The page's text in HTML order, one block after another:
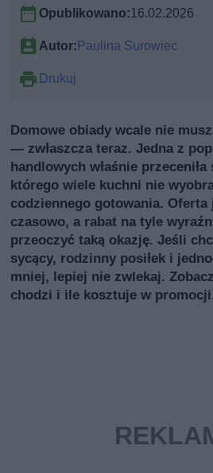
Opublikowano:16.02.2026
Autor: Paulina Surowiec
Drukuj
Domowe obiady wcale nie
— zwłaszcza teraz. Jedna z
handlowych właśnie przeceniła
którego wiele kuchni nie
codziennego gotowania.
czasowo, a rabat na tyle
przeoczyć taką okazję. Jeśli
sycący, rodzinny posiłek i
mniej, lepiej nie zwlekaj.
chodzi i ile kosztuje w